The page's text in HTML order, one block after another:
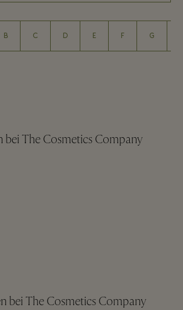
B C D E F G
bei The Cosmetics Company
bei The Cosmetics Company